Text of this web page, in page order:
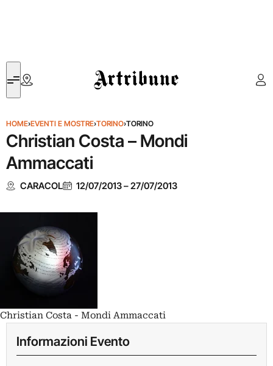
Artribune
HOME›EVENTI E MOSTRE›TORINO›TORINO
Christian Costa – Mondi
Ammaccati
CARACOL 12/07/2013–27/07/2013
Christian Costa - Mondi Ammaccati
Informazioni Evento